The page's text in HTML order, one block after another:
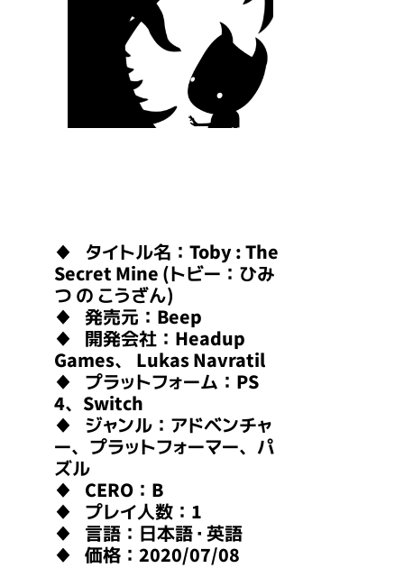
♦ タイトル名：Toby : The
Secret Mine (トビー：ひみ
つ の こうざん)
♦ 発売元：Beep
♦ 開発会社：Headup
Games、 Lukas Navratil
♦ プラットフォーム：PS
4、Switch
♦ ジャンル：アドベンチャ
ー、プラットフォーマー、パ
ズル
♦ CERO：B
♦ プレイ人数：1
♦ 言語：日本語・英語
♦ 価格：2020/07/08